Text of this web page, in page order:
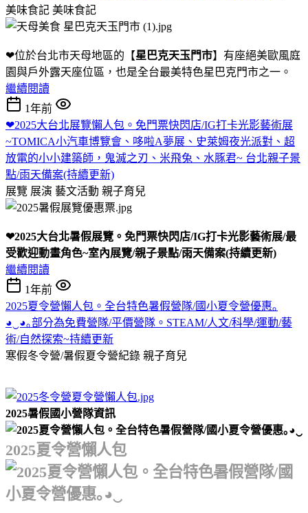
美味食記 美味食記
❤位於台北市天母地區的【星巴克天玉門市】有座絕美歐風庭
園與戶外露天座位區，也是全台最美特色星巴克門市之一。
繼續閱讀
1年前
❤2025大台北展覽懶人包。免門票快閃店/IG打卡光影藝術展
~TOMICA小汽車博覽會、哆啦A夢展、史萊姆夜光派對、超
放電的小小建築師，鬼滅之刃、米飛兔、水豚君~ 台北親子景
點/雨天備案(持續更新)
展覽 展演 藝文活動 親子育兒
❤2025大台北暑假展覽。免門票快閃店/IG打卡光影藝術展/最
受歡迎動畫角色~室內展覽/親子景點/雨天備案(持續更新)
繼續閱讀
1年前
2025夏令營懶人包。全台特色暑假營隊/國小夏令營優惠｡
◕‿◕｡部分為免費營隊/平價營隊。STEAM/人文/科學/運動/藝
術/自然探索~持續更新
寒假冬令營/暑假夏令營紀錄 親子育兒
2025暑假國小營隊資訊
2025夏令營懶人包